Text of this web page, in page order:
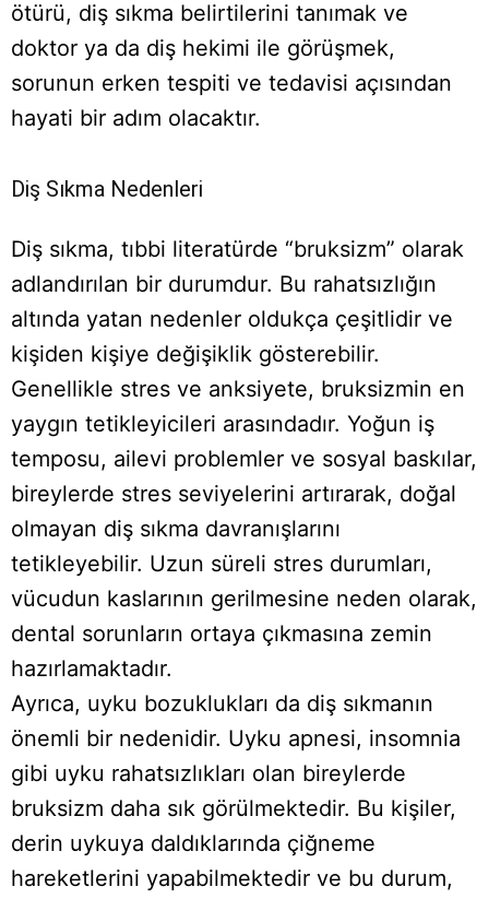
ötürü, diş sıkma belirtilerini tanımak ve
doktor ya da diş hekimi ile görüşmek,
sorunun erken tespiti ve tedavisi açısından
hayati bir adım olacaktır.
Diş Sıkma Nedenleri
Diş sıkma, tıbbi literatürde “bruksizm” olarak
adlandırılan bir durumdur. Bu rahatsızlığın
altında yatan nedenler oldukça çeşitlidir ve
kişiden kişiye değişiklik gösterebilir.
Genellikle stres ve anksiyete, bruksizmin en
yaygın tetikleyicileri arasındadır. Yoğun iş
temposu, ailevi problemler ve sosyal baskılar,
bireylerde stres seviyelerini artırarak, doğal
olmayan diş sıkma davranışlarını
tetikleyebilir. Uzun süreli stres durumları,
vücudun kaslarının gerilmesine neden olarak,
dental sorunların ortaya çıkmasına zemin
hazırlamaktadır.
Ayrıca, uyku bozuklukları da diş sıkmanın
önemli bir nedenidir. Uyku apnesi, insomnia
gibi uyku rahatsızlıkları olan bireylerde
bruksizm daha sık görülmektedir. Bu kişiler,
derin uykuya daldıklarında çiğneme
hareketlerini yapabilmektedir ve bu durum,